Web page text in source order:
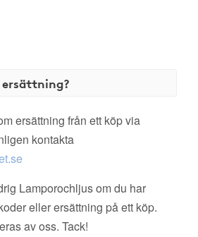
ersättning från ett köp via
kontakta
Lamporochljus om du har
eller ersättning på ett köp.
av oss. Tack!